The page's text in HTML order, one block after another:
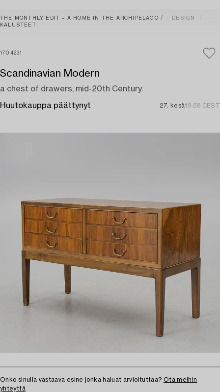
THE MONTHLY EDIT – A HOME IN THE ARCHIPELAGO
DESIGN
KALUSTEET
1704231
Scandinavian Modern
a chest of drawers, mid-20th Century.
Huutokauppa päättynyt 27. kesä19:58 CEST
Onko sinulla vastaava esine jonka haluat arvioituttaa? Ota meihin
yhteyttä